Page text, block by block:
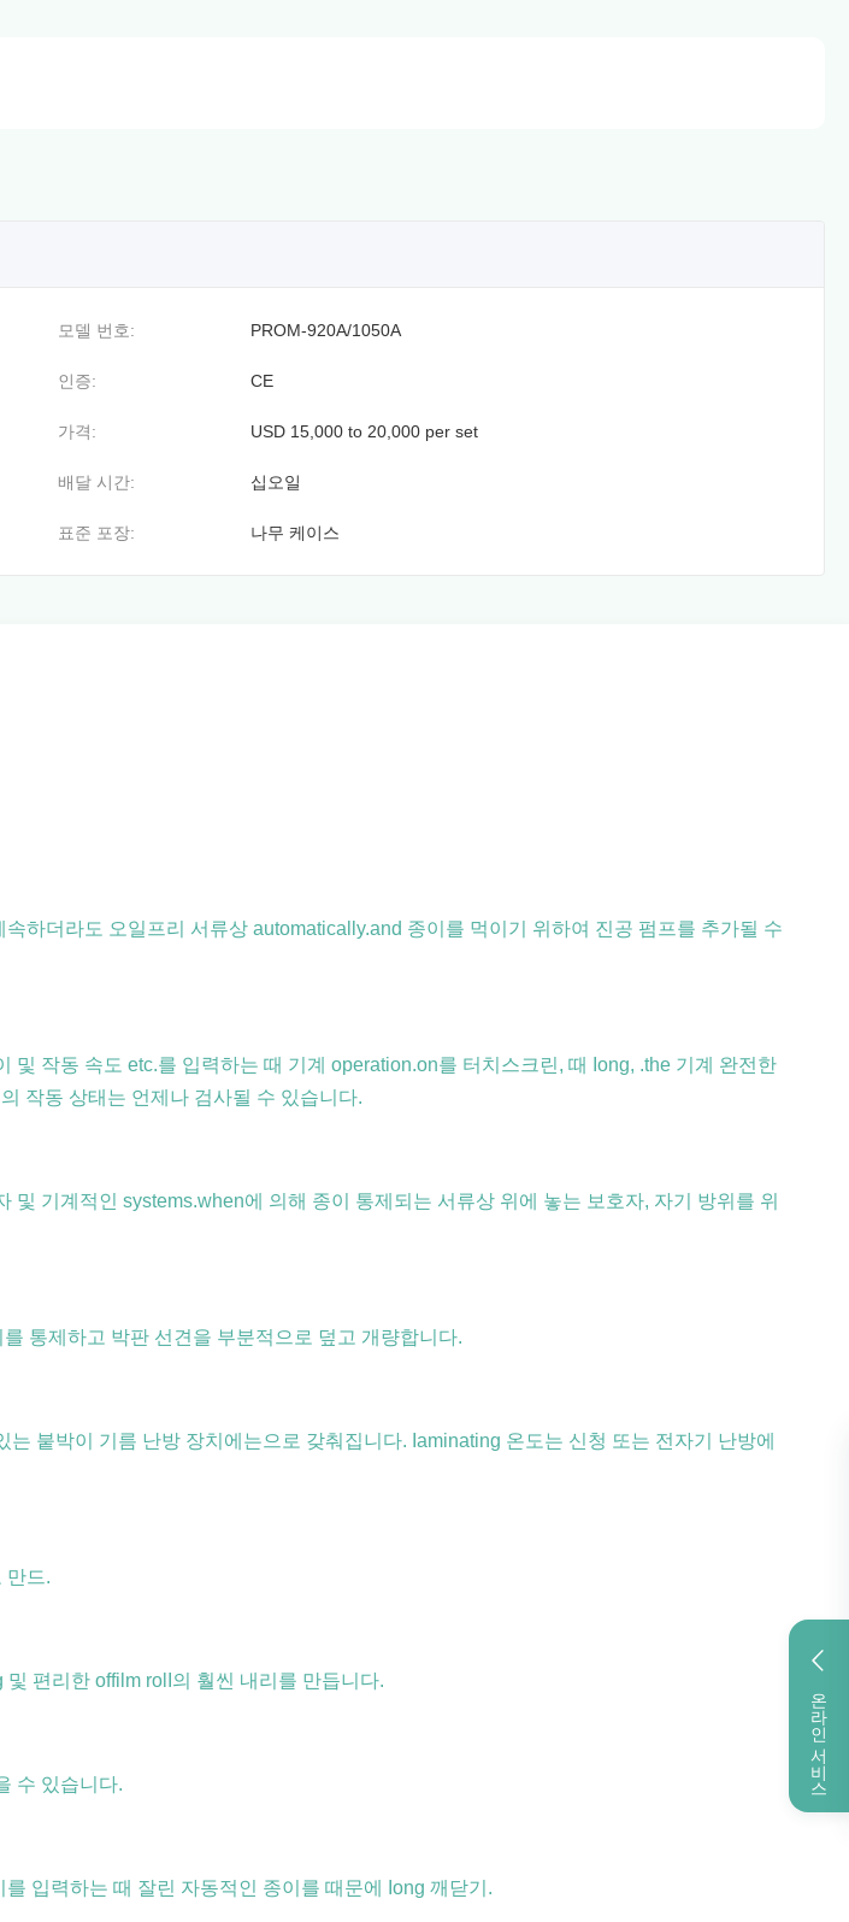
온라인 서비스
모델 번호: PROM-920A/1050A
인증: CE
가격: USD 15,000 to 20,000 per set
배달 시간: 십오일
표준 포장: 나무 케이스
하더라도 오일프리 서류상 automatically.and 종이를 먹이기 위하여 진공 펌프를 추가될 수
작동 속도 etc.를 입력하는 때 기계 operation.on를 터치스크린, 때 Iong, .the 기계 완전한
작동 상태는 언제나 검사될 수 있습니다.
기계적인 systems.when에 의해 종이 통제되는 서류상 위에 놓는 보호자, 자기 방위를 위
통제하고 박판 선견을 부분적으로 덮고 개량합니다.
붙박이 기름 난방 장치에는으로 갖춰집니다. Iaminating 온도는 신청 또는 전자기 난방에
만드.
편리한 offilm rolI의 훨씬 내리를 만듭니다.
수 있습니다.
입력하는 때 잘린 자동적인 종이를 때문에 Iong 깨닫기.